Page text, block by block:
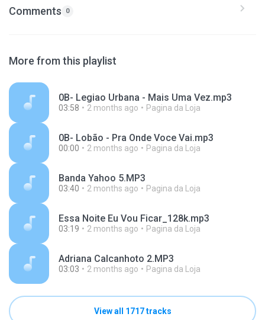
Comments 0
More from this playlist
0B- Legiao Urbana - Mais Uma Vez.mp3
03:58 2 months ago Pagina da Loja
0B- Lobão - Pra Onde Voce Vai.mp3
00:00 2 months ago Pagina da Loja
Banda Yahoo 5.MP3
03:40 2 months ago Pagina da Loja
Essa Noite Eu Vou Ficar_128k.mp3
03:19 2 months ago Pagina da Loja
Adriana Calcanhoto 2.MP3
03:03 2 months ago Pagina da Loja
View all 1717 tracks